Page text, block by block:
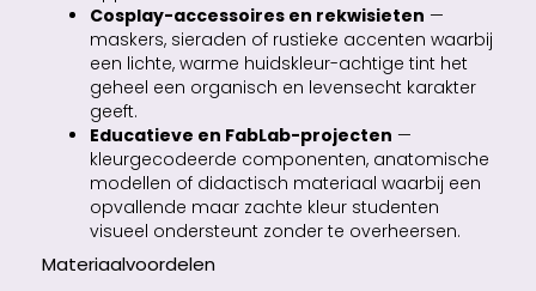
Cosplay-accessoires en rekwisieten —
maskers, sieraden of rustieke accenten waarbij
een lichte, warme huidskleur-achtige tint het
geheel een organisch en levensecht karakter
geeft.
Educatieve en FabLab-projecten —
kleurgecodeerde componenten, anatomische
modellen of didactisch materiaal waarbij een
opvallende maar zachte kleur studenten
visueel ondersteunt zonder te overheersen.
Materiaalvoordelen